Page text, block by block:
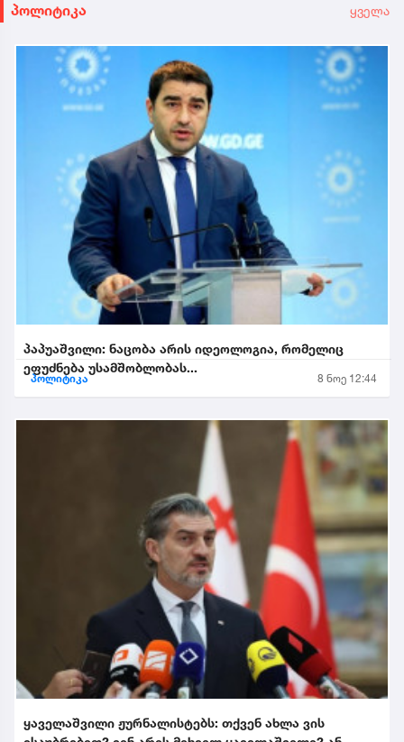
პოლიტიკა ყველა
პაპუაშვილი: ნაცობა არის იდეოლოგია, რომელიც
ეფუძნება უსამშობლობას...
პოლიტიკა 8 ნოე 12:44
ყაველაშვილი ჟურნალისტებს: თქვენ ახლა ვის